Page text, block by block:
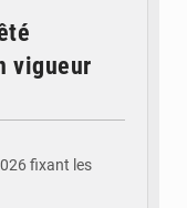
vigueur
fixant les